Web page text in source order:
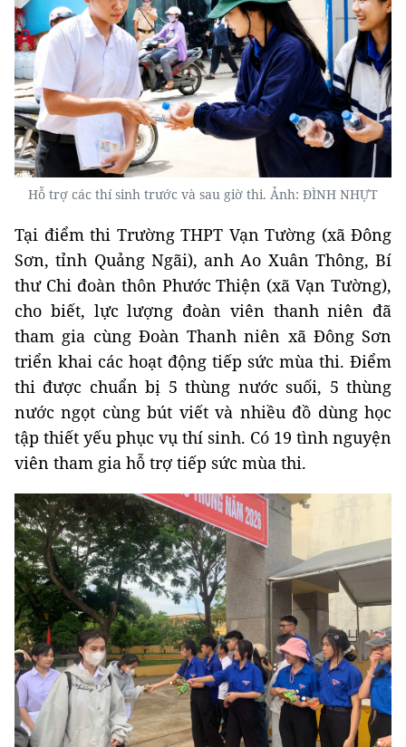
Hỗ trợ các thí sinh trước và sau giờ thi. Ảnh: ĐÌNH NHỰT
Tại điểm thi Trường THPT Vạn Tường (xã Đông
Sơn, tỉnh Quảng Ngãi), anh Ao Xuân Thông, Bí
thư Chi đoàn thôn Phước Thiện (xã Vạn Tường),
cho biết, lực lượng đoàn viên thanh niên đã
tham gia cùng Đoàn Thanh niên xã Đông Sơn
triển khai các hoạt động tiếp sức mùa thi. Điểm
thi được chuẩn bị 5 thùng nước suối, 5 thùng
nước ngọt cùng bút viết và nhiều đồ dùng học
tập thiết yếu phục vụ thí sinh. Có 19 tình nguyện
viên tham gia hỗ trợ tiếp sức mùa thi.